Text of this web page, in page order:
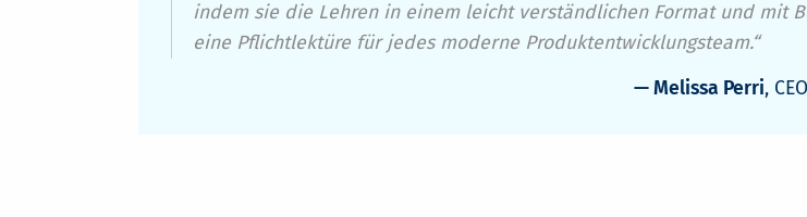
indem sie die Lehren in einem leicht verständlichen Format und mit
eine Pflichtlektüre für jedes moderne Produktentwicklungsteam.“
— Melissa Perri,